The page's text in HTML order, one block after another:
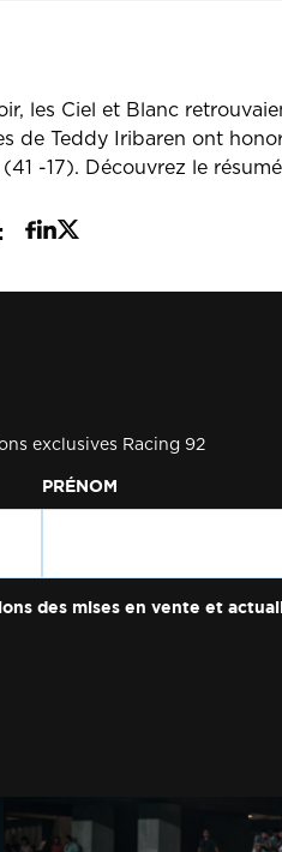
les Ciel et Blanc
de Teddy Iribaren ont
-17). Découvrez le
exclusives Racing 92
PRÉNOM
des mises en vente et